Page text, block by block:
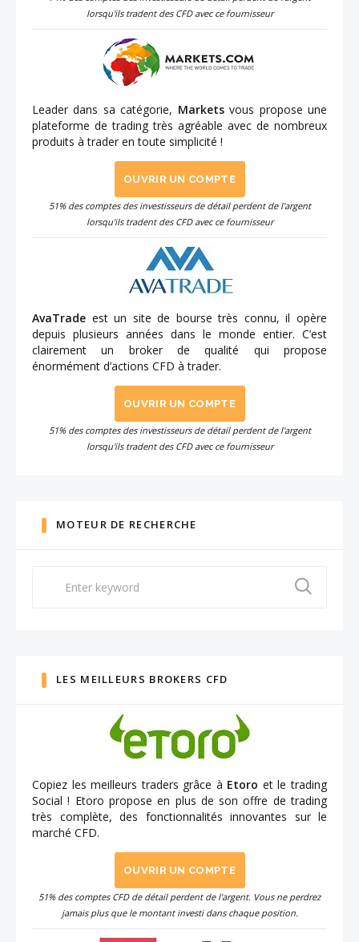
lorsqu'ils tradent des CFD avec ce fournisseur
Leader dans sa catégorie, Marketsvous propose une
plateforme de trading très agréable avec de nombreux
produits à trader en toute simplicité !
OUVRIR UN COMPTE
51% des comptes des investisseurs de détail perdent de l'argent
lorsqu'ils tradent des CFD avec ce fournisseur
AvaTrade est un site de bourse très connu, il opère
depuis plusieurs années dans le monde entier. C’est
clairement un broker de qualité qui propose
énormément d’actions CFD à trader.
OUVRIR UN COMPTE
51% des comptes des investisseurs de détail perdent de l'argent
lorsqu'ils tradent des CFD avec ce fournisseur
MOTEUR DE RECHERCHE
LES MEILLEURS BROKERS CFD
Copiez les meilleurs traders grâce à Etoro et le trading
Social ! Etoro propose en plus de son offre de trading
très complète, des fonctionnalités innovantes sur le
marché CFD.
OUVRIR UN COMPTE
51% des comptes CFD de détail perdent de l'argent. Vous ne perdrez
jamais plus que le montant investi dans chaque position.